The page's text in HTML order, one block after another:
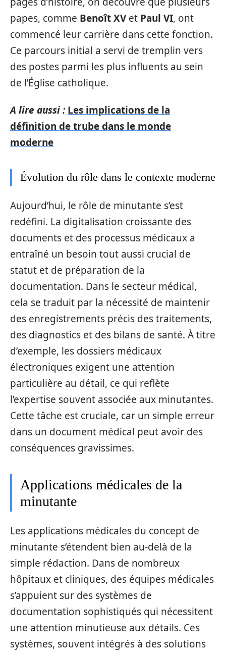
papes, comme Benoît XVet Paul VI, ont
commencé leur carrière dans cette fonction.
Ce parcours initial a servi de tremplin vers
des postes parmi les plus influents au sein
de l’Église catholique.
A lire aussi : Les implications de la
définition de trube dans le monde
moderne
Évolution du rôle dans le contexte moderne
Aujourd’hui, le rôle de minutante s’est
redéfini. La digitalisation croissante des
documents et des processus médicaux a
entraîné un besoin tout aussi crucial de
statut et de préparation de la
documentation. Dans le secteur médical,
cela se traduit par la nécessité de maintenir
des enregistrements précis des traitements,
des diagnostics et des bilans de santé. À titre
d’exemple, les dossiers médicaux
électroniques exigent une attention
particulière au détail, ce qui reflète
l’expertise souvent associée aux minutantes.
Cette tâche est cruciale, car un simple erreur
dans un document médical peut avoir des
conséquences gravissimes.
Applications médicales de la
minutante
Les applications médicales du concept de
minutante s’étendent bien au-delà de la
simple rédaction. Dans de nombreux
hôpitaux et cliniques, des équipes médicales
s’appuient sur des systèmes de
documentation sophistiqués qui nécessitent
une attention minutieuse aux détails. Ces
systèmes, souvent intégrés à des solutions